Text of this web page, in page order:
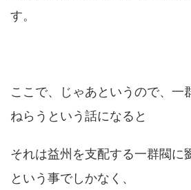
す。
ここで、じゃあというので、一
ねらうという話になると
それは益州を支配する一群閥に
という事でしかなく、